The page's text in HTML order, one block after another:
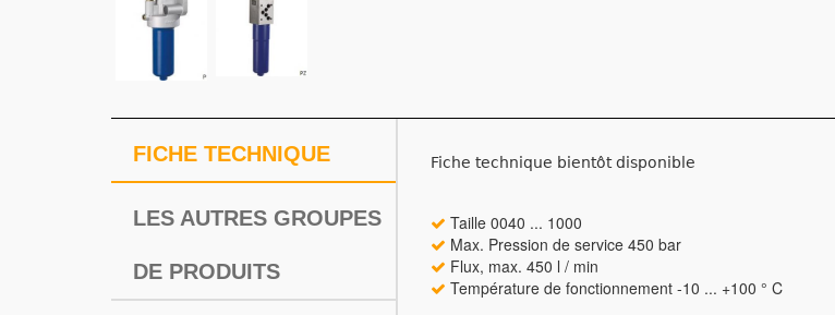
FICHE TECHNIQUE
LES AUTRES GROUPES
DE PRODUITS
Fiche technique bientôt disponible
Taille 0040 ... 1000
Max. Pression de service 450 bar
Flux, max. 450 l / min
Température de fonctionnement -10 ... +100 ° C